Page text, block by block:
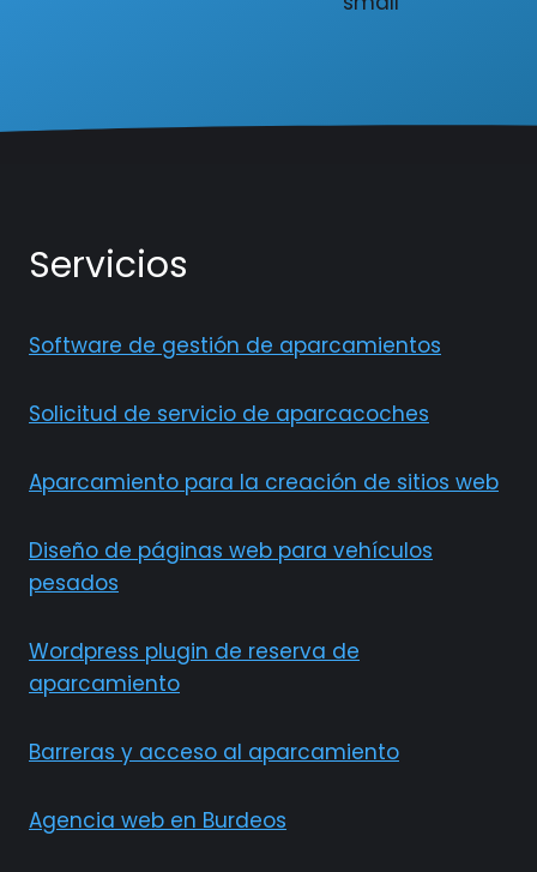
Servicios
Software de gestión de aparcamientos
Solicitud de servicio de aparcacoches
Aparcamiento para la creación de sitios web
Diseño de páginas web para vehículos
pesados
Wordpress plugin de reserva de
aparcamiento
Barreras y acceso al aparcamiento
Agencia web en Burdeos